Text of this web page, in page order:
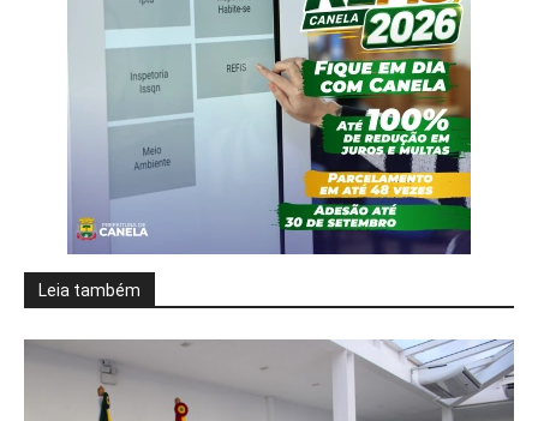
Leia também